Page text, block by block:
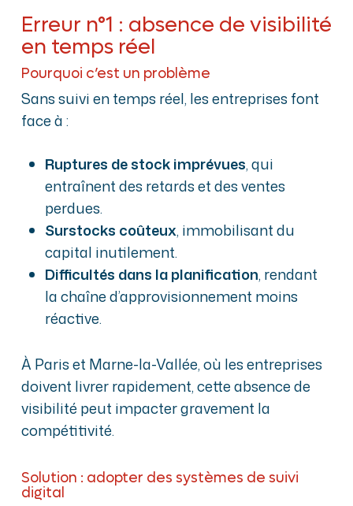
Erreur n°1 : absence de visibilité
en temps réel
Pourquoi c’est un problème
Sans suivi en temps réel, les entreprises font
face à :
Ruptures de stock imprévues, qui
entraînent des retards et des ventes
perdues.
Surstocks coûteux, immobilisant du
capital inutilement.
Difficultés dans la planification, rendant
la chaîne d’approvisionnement moins
réactive.
À Paris et Marne-la-Vallée, où les entreprises
doivent livrer rapidement, cette absence de
visibilité peut impacter gravement la
compétitivité.
Solution : adopter des systèmes de suivi
digital